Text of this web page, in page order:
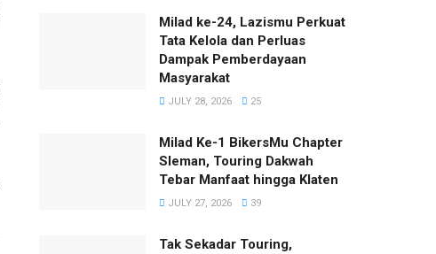
Milad ke-24, Lazismu Perkuat
Tata Kelola dan Perluas
Dampak Pemberdayaan
Masyarakat
JULY 28, 2026 25
Milad Ke-1 BikersMu Chapter
Sleman, Touring Dakwah
Tebar Manfaat hingga Klaten
JULY 27, 2026 39
Tak Sekadar Touring,